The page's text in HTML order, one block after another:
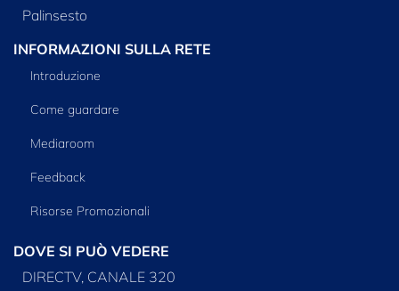
Palinsesto
INFORMAZIONI SULLA RETE
Introduzione
Come guardare
Mediaroom
Feedback
Risorse Promozionali
DOVE SI PUÒ VEDERE
DIRECTV, CANALE 320